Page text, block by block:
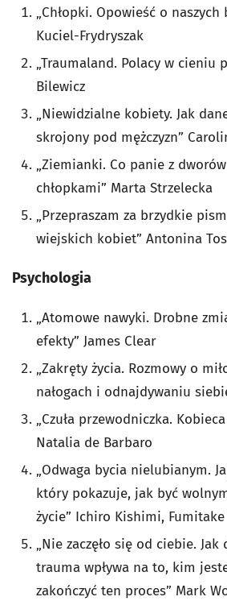
„Chłopki. Opowieść o naszych
Kuciel-Frydryszak
„Traumaland. Polacy w cieniu
Bilewicz
„Niewidzialne kobiety. Jak
skrojony pod mężczyzn”
„Ziemianki. Co panie z dworów
chłopkami” Marta Strzelecka
„Przepraszam za brzydkie
wiejskich kobiet” Antonina
Psychologia
„Atomowe nawyki. Drobne
efekty” James Clear
„Zakręty życia. Rozmowy o
nałogach i odnajdywaniu
„Czuła przewodniczka.
Natalia de Barbaro
„Odwaga bycia nielubianym.
który pokazuje, jak być
życie” Ichiro Kishimi, Fumitake
„Nie zaczęło się od ciebie. Jak
trauma wpływa na to, kim
zakończyć ten proces” Mark